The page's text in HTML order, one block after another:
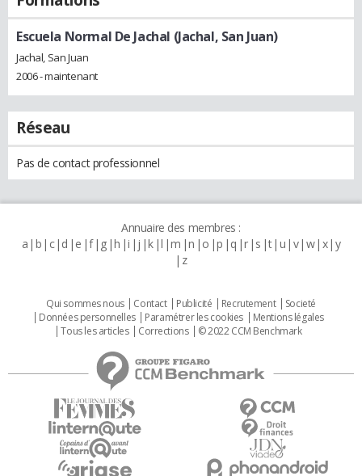
Escuela Normal De Jachal (Jachal, San Juan)
Jachal, San Juan
2006 - maintenant
Réseau
Pas de contact professionnel
Annuaire des membres :
a b c d e f g h i j k l m n o p q r s t u v w x y
z
Qui sommes nous Contact Publicité Recrutement
Societé
Données personnelles
Paramétrer les cookies
Mentions légales
Tous les articles
Corrections © 2022 CCM Benchmark